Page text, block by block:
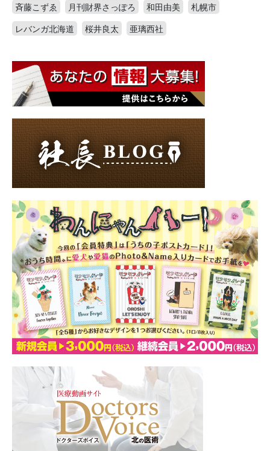
斉藤こずゑ
月刊財界さっぽろ 和田由美
札幌市
レバンガ北海道
桜井良太 亜璃西社